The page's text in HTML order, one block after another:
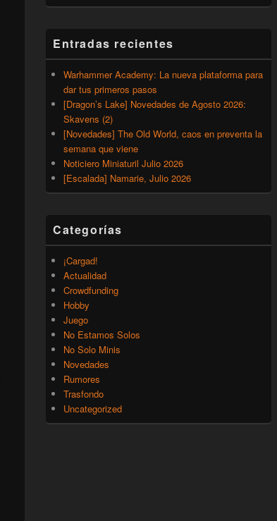
Entradas recientes
Warhammer Academy: La nueva plataforma para
dar tus primeros pasos
[Dragon’s Lake] Novedades de Agosto 2026:
Skavens (2)
[Novedades] The Old World, caos en preventa la
semana que viene
Noticiero Miniaturil Julio 2026
[Escalada] Namarie, Julio 2026
Categorías
¡Cargad!
Actualidad
Crowdfunding
Hobby
Juego
No Estamos Solos
No Solo Minis
Novedades
Rumores
Trasfondo
Uncategorized